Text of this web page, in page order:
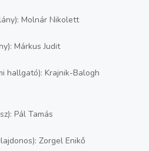
Molnár Nikolett
Márkus Judit
hallgató): Krajnik-Balogh
Pál Tamás
Zorgel Enikő